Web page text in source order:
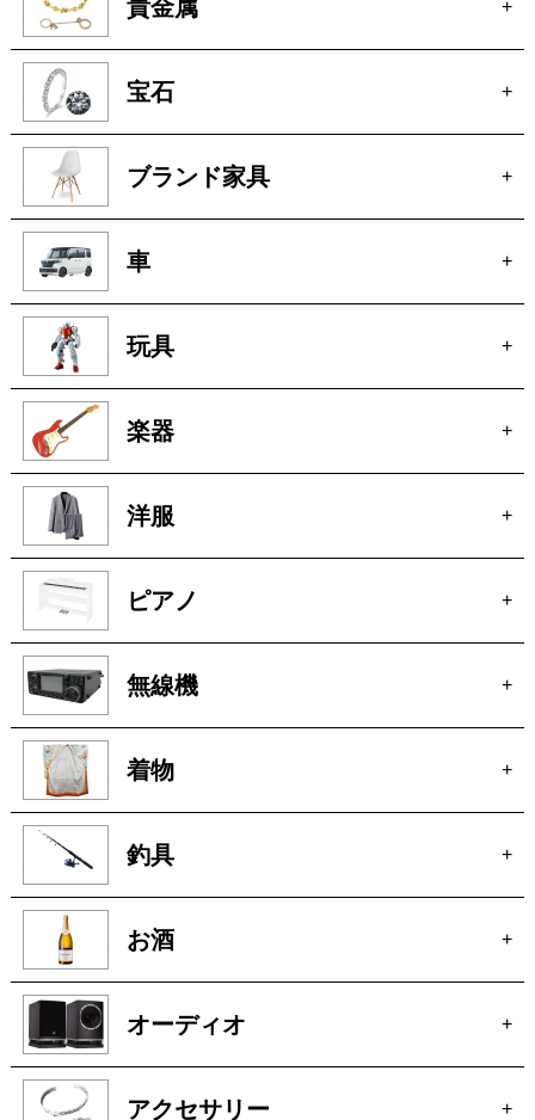
ブランド家具 +
車 +
玩具 +
楽器 +
洋服 +
ピアノ +
無線機 +
着物 +
釣具 +
お酒 +
オーディオ +
アクセサリー +
自転車 +